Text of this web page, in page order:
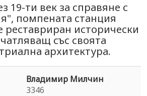
19-ти век за справяне с
помпената станция
реставриран исторически
със своята
архитектура.
Владимир Милчин
3346